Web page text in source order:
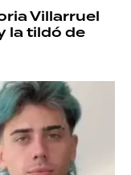
Villarruel
la tildó de